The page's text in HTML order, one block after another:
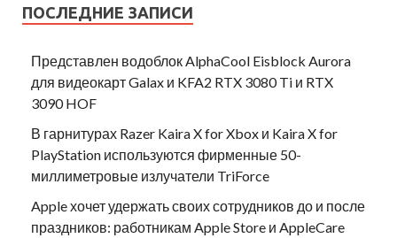
ПОСЛЕДНИЕ ЗАПИСИ
Представлен водоблок AlphaCool Eisblock Aurora
для видеокарт Galax и KFA2 RTX 3080 Ti и RTX
3090 HOF
В гарнитурах Razer Kaira X for Xbox и Kaira X for
PlayStation используются фирменные 50-
миллиметровые излучатели TriForce
Apple хочет удержать своих сотрудников до и после
праздников: работникам Apple Store и AppleCare